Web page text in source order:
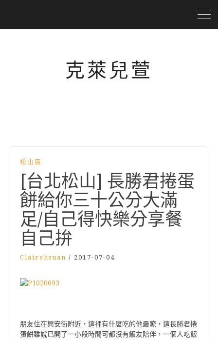
克萊兒萱
松山區
[台北松山] 長勝君捲蛋
餅給你三十公分大滿
足/自己得快樂分享餐
自己拚
Clairehsuan / 2017-07-04
朋友住在興安街附近，這裡有什麼吃的他最瞭，這長勝君捲
蛋餅雖說已開了一小段時間可都沒有飯友陪伴，一個人吃飯